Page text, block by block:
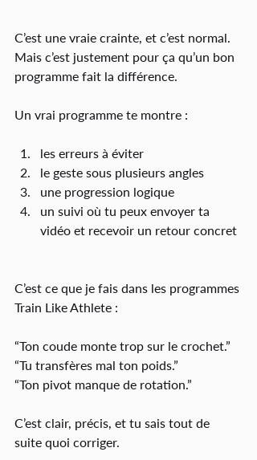
C’est une vraie crainte, et c’est normal.
Mais c’est justement pour ça qu’un bon
programme fait la différence.
Un vrai programme te montre :
les erreurs à éviter
le geste sous plusieurs angles
une progression logique
un suivi où tu peux envoyer ta
vidéo et recevoir un retour concret
C’est ce que je fais dans les programmes
Train Like Athlete :
“Ton coude monte trop sur le crochet.”
“Tu transfères mal ton poids.”
“Ton pivot manque de rotation.”
C’est clair, précis, et tu sais tout de
suite quoi corriger.